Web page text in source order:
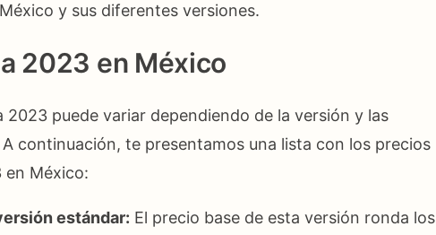
y sus diferentes versiones.
2023 en México
2023 puede variar dependiendo de la versión y las
continuación, te presentamos una lista con los precios
en México:
estándar: El precio base de esta versión ronda los